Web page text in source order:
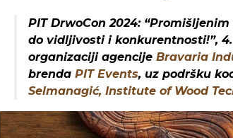
PIT DrwoCon 2024:
do vidljivosti i konkurentnosti!”,
organizaciji agencije Bravaria
brenda PIT Events, uz podršku
Selmanagić, Institute of Wood